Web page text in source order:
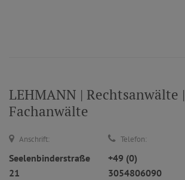
LEHMANN | Rechtsanwälte |
Fachanwälte
Anschrift:
Seelenbinderstraße
21
Telefon:
+49 (0)
3054806090